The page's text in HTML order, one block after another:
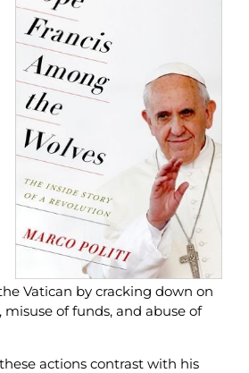
Vatican by cracking down on
of funds, and abuse of
actions contrast with his